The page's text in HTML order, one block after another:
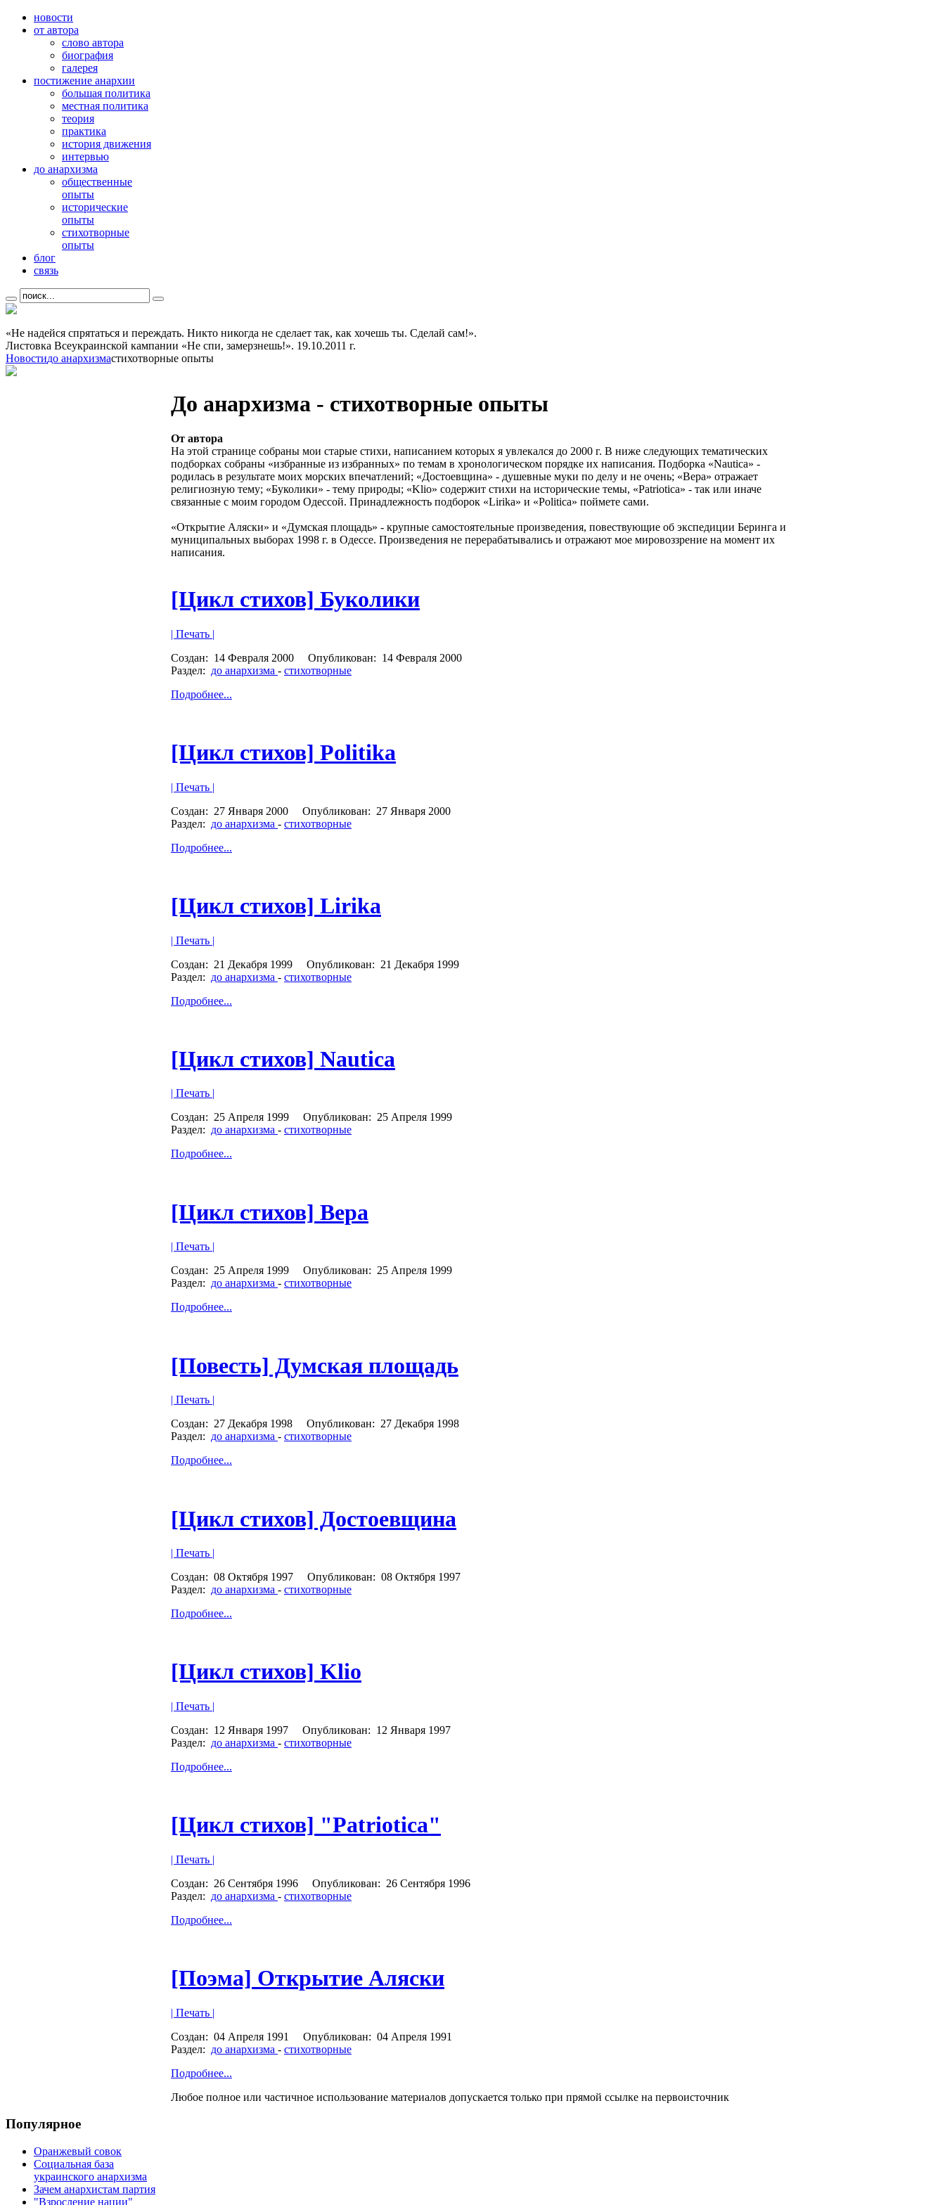
новости
от автора
слово автора
биография
галерея
постижение анархии
большая политика
местная политика
теория
практика
история движения
интервью
до анархизма
общественные
опыты
исторические
опыты
стихотворные
опыты
блог
связь
«Не надейся спрятаться и переждать. Никто никогда не сделает так, как хочешь ты. Сделай сам!».
Листовка Всеукраинской кампании «Не спи, замерзнешь!». 19.10.2011 г.
Новостидо анархизмастихотворные опыты
До анархизма - стихотворные опыты
От автора
На этой странице собраны мои старые стихи, написанием которых я увлекался до 2000 г. В ниже следующих тематических
подборках собраны «избранные из избранных» по темам в хронологическом порядке их написания. Подборка «Nautica» -
родилась в результате моих морских впечатлений; «Достоевщина» - душевные муки по делу и не очень; «Вера» отражает
религиозную тему; «Буколики» - тему природы; «Klio» содержит стихи на исторические темы, «Patriotica» - так или иначе
связанные с моим городом Одессой. Принадлежность подборок «Lirika» и «Politica» поймете сами.
«Открытие Аляски» и «Думская площадь» - крупные самостоятельные произведения, повествующие об экспедиции Беринга и
муниципальных выборах 1998 г. в Одессе. Произведения не перерабатывались и отражают мое мировоззрение на момент их
написания.
[Цикл стихов] Буколики
| Печать |
Создан: 14 Февраля 2000 Опубликован: 14 Февраля 2000
Раздел: до анархизма - стихотворные
Подробнее...
[Цикл стихов] Politika
| Печать |
Создан: 27 Января 2000 Опубликован: 27 Января 2000
Раздел: до анархизма - стихотворные
Подробнее...
[Цикл стихов] Lirika
| Печать |
Создан: 21 Декабря 1999 Опубликован: 21 Декабря 1999
Раздел: до анархизма - стихотворные
Подробнее...
[Цикл стихов] Nautica
| Печать |
Создан: 25 Апреля 1999 Опубликован: 25 Апреля 1999
Раздел: до анархизма - стихотворные
Подробнее...
[Цикл стихов] Вера
| Печать |
Создан: 25 Апреля 1999 Опубликован: 25 Апреля 1999
Раздел: до анархизма - стихотворные
Подробнее...
[Повесть] Думская площадь
| Печать |
Создан: 27 Декабря 1998 Опубликован: 27 Декабря 1998
Раздел: до анархизма - стихотворные
Подробнее...
[Цикл стихов] Достоевщина
| Печать |
Создан: 08 Октября 1997 Опубликован: 08 Октября 1997
Раздел: до анархизма - стихотворные
Подробнее...
[Цикл стихов] Klio
| Печать |
Создан: 12 Января 1997 Опубликован: 12 Января 1997
Раздел: до анархизма - стихотворные
Подробнее...
[Цикл стихов] "Patriotica"
| Печать |
Создан: 26 Сентября 1996 Опубликован: 26 Сентября 1996
Раздел: до анархизма - стихотворные
Подробнее...
[Поэма] Открытие Аляски
| Печать |
Создан: 04 Апреля 1991 Опубликован: 04 Апреля 1991
Раздел: до анархизма - стихотворные
Подробнее...
Любое полное или частичное использование материалов допускается только при прямой ссылке на первоисточник
Популярное
Оранжевый совок
Социальная база
украинского анархизма
Зачем анархистам партия
"Взросление нации"